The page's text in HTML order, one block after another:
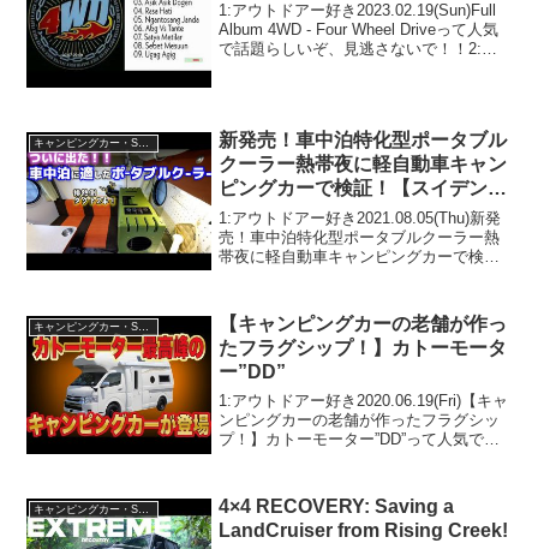
1:アウトドアー好き2023.02.19(Sun)Full
Album 4WD - Four Wheel Driveって人気
で話題らしいぞ、見逃さないで！！2:ア
キャンピングカー・SUV人気車種
新発売！車中泊特化型ポータブル
クーラー熱帯夜に軽自動車キャン
ピングカーで検証！【スイデン
ミニエアコン ハンディクーラ
ー】
1:アウトドアー好き2021.08.05(Thu)新発
売！車中泊特化型ポータブルクーラー熱
帯夜に軽自動車キャンピングカーで検
さないで！！2:アウトドアー好き2021...
【キャンピングカーの老舗が作っ
たフラグシップ！】カトーモータ
ー”DD”
1:アウトドアー好き2020.06.19(Fri)【キャ
ンピングカーの老舗が作ったフラグシッ
プ！】カトーモーター”DD”って人気で話
です！3:アウト...
キャンピングカー・SUV人気車種
4×4 RECOVERY: Saving a
LandCruiser from Rising Creek!